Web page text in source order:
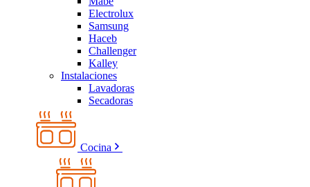
Electrolux
Samsung
Haceb
Challenger
Kalley
Instalaciones
Lavadoras
Secadoras
Cocina